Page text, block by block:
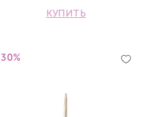
КУПИТЬ
30%